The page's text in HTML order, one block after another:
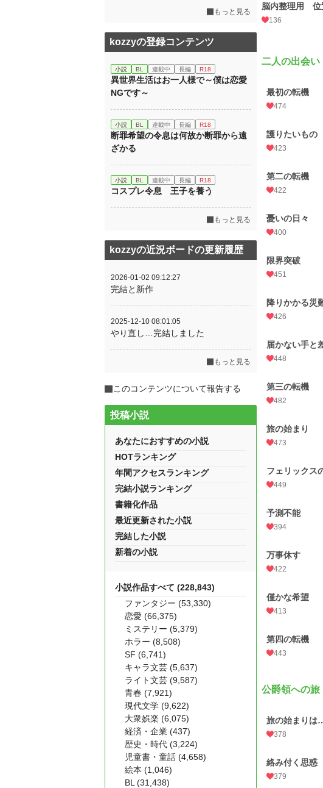
脳内整理用 位
136
二人の出会い
最初の転機
474
護りたいもの
423
第二の転機
422
憂いの日々
400
限界突破
451
降りかかる災
426
届かない手と
448
第三の転機
482
旅の始まり
473
フェリックス
449
予測不能
394
万事休す
422
僅かな希望
413
第四の転機
443
公爵領への旅
旅の始まりは
378
絡み付く思惑
379
もっと見る
kozzyの登録コンテンツ
小説 BL 連載中 長編 R18
異世界生活はお一人様で～僕は恋愛
NGです～
小説 BL 連載中 長編 R18
断罪希望の令息は何故か断罪から遠
ざかる
小説 BL 連載中 長編 R18
コスプレ令息 王子を養う
もっと見る
kozzyの近況ボードの更新履歴
2026-01-02 09:12:27
完結と新作
2025-12-10 08:01:05
やり直し…完結しました
もっと見る
このコンテンツについて報告する
投稿小説
あなたにおすすめの小説
HOTランキング
年間アクセスランキング
完結小説ランキング
書籍化作品
最近更新された小説
完結した小説
新着の小説
小説作品すべて (228,843)
ファンタジー (53,330)
恋愛 (66,375)
ミステリー (5,379)
ホラー (8,508)
SF (6,741)
キャラ文芸 (5,637)
ライト文芸 (9,587)
青春 (7,921)
現代文学 (9,622)
大衆娯楽 (6,075)
経済・企業 (437)
歴史・時代 (3,224)
児童書・童話 (4,658)
絵本 (1,046)
BL (31,438)